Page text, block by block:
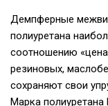
Демпферные
полиуретана
соотношению
резиновых,
сохраняют свои
Марка полиуретана